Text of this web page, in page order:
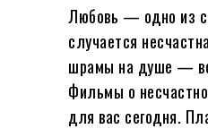
Любовь — одно из
случается
шрамы на душе —
Фильмы о
для вас сегодня.